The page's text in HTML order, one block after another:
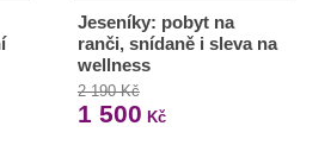
Jeseníky: pobyt na
ranči, snídaně i sleva na
wellness
2 190 Kč
1 500 Kč